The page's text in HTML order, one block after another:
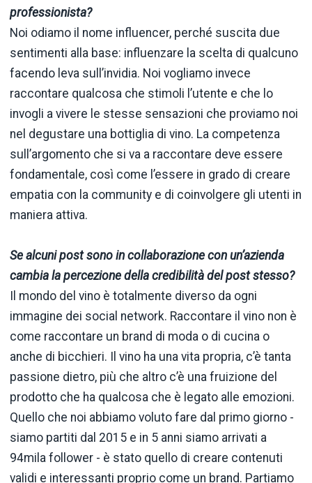
professionista?
Noi odiamo il nome influencer, perché suscita due
sentimenti alla base: influenzare la scelta di qualcuno
facendo leva sull’invidia. Noi vogliamo invece
raccontare qualcosa che stimoli l’utente e che lo
invogli a vivere le stesse sensazioni che proviamo noi
nel degustare una bottiglia di vino. La competenza
sull’argomento che si va a raccontare deve essere
fondamentale, così come l’essere in grado di creare
empatia con la community e di coinvolgere gli utenti in
maniera attiva.
Se alcuni post sono in collaborazione con un’azienda
cambia la percezione della credibilità del post stesso?
Il mondo del vino è totalmente diverso da ogni
immagine dei social network. Raccontare il vino non è
come raccontare un brand di moda o di cucina o
anche di bicchieri. Il vino ha una vita propria, c’è tanta
passione dietro, più che altro c’è una fruizione del
prodotto che ha qualcosa che è legato alle emozioni.
Quello che noi abbiamo voluto fare dal primo giorno -
siamo partiti dal 2015 e in 5 anni siamo arrivati a
94mila follower - è stato quello di creare contenuti
validi e interessanti proprio come un brand. Partiamo